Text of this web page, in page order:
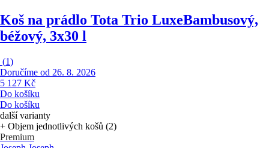
Koš na prádlo Tota Trio LuxeBambusový,
béžový, 3x30 l
(1)
Doručíme od 26. 8. 2026
5 127 Kč
Do košíku
Do košíku
další varianty
+ Objem jednotlivých košů (2)
Premium